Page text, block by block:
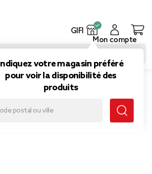
GIFI
votre magasin préféré
pour voir la disponibilité des
produits
Mon compte
et réutilisable
assiettes en
Ø18 cm